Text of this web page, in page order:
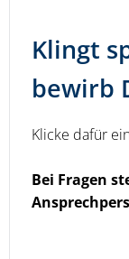
Klingt
bewirb
Klicke dafür
Bei Fragen